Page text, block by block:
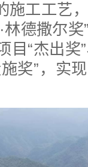
工工艺，
德撒尔
目“杰出奖
奖”，实